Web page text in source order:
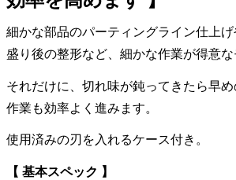
細かな部品のパーティングライン仕上
盛り後の整形など、細かな作業が得意な
それだけに、切れ味が鈍ってきたら早め
作業も効率よく進みます。
使用済みの刃を入れるケース付き。
【 基本スペック 】